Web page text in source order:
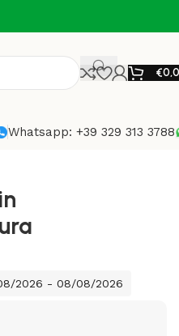
€
Whatsapp: +39 329 313 3788
2026 - 08/08/2026